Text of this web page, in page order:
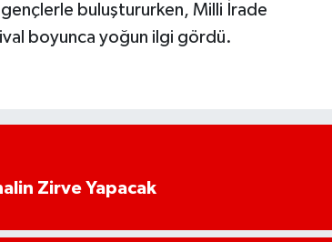
buluştururken, Milli İrade
boyunca yoğun ilgi gördü.
Zirve Yapacak